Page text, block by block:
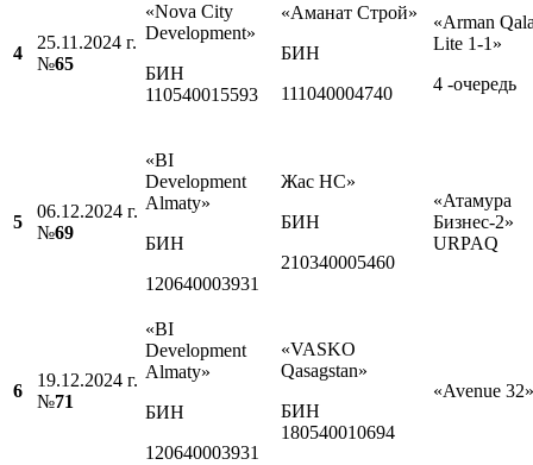
4
25.11.2024 г.
№65
«Nova City
Development»
БИН
110540015593
«Аманат Строй»
БИН
111040004740
«Arman
Lite 1-1»
4 -очередь
5
06.12.2024 г.
№69
«BI
Development
Almaty»
БИН
120640003931
Жас НС»
БИН
210340005460
«Атамура
Бизнес-2»
URPAQ
6
19.12.2024 г.
№71
«BI
Development
Almaty»
БИН
120640003931
«VASKO
Qasagstan»
БИН
180540010694
«Avenue 32»